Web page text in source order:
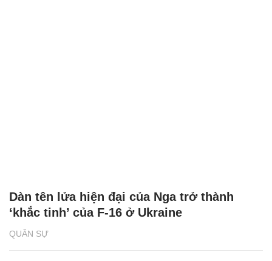
QUÂN SỰ
Dàn tên lửa hiện đại của Nga trở thành
‘khắc tinh’ của F-16 ở Ukraine